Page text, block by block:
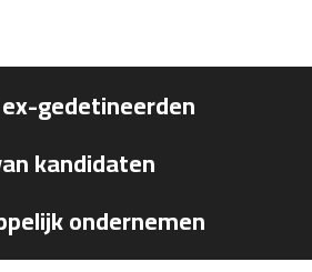
gedetineerden
kandidaten
ondernemen